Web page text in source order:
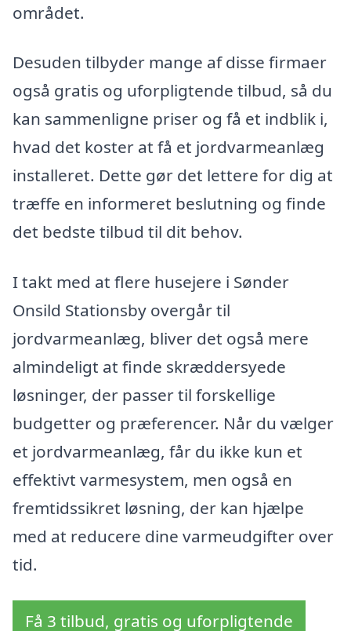
området.
Desuden tilbyder mange af disse firmaer
også gratis og uforpligtende tilbud, så du
kan sammenligne priser og få et indblik i,
hvad det koster at få et jordvarmeanlæg
installeret. Dette gør det lettere for dig at
træffe en informeret beslutning og finde
det bedste tilbud til dit behov.
I takt med at flere husejere i Sønder
Onsild Stationsby overgår til
jordvarmeanlæg, bliver det også mere
almindeligt at finde skræddersyede
løsninger, der passer til forskellige
budgetter og præferencer. Når du vælger
et jordvarmeanlæg, får du ikke kun et
effektivt varmesystem, men også en
fremtidssikret løsning, der kan hjælpe
med at reducere dine varmeudgifter over
tid.
Få 3 tilbud, gratis og uforpligtende